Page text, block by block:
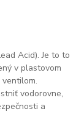
Acid). Je to to
v plastovom
vodorovne,
a